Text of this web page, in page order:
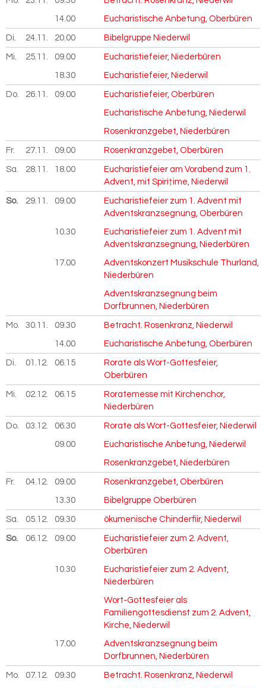
14.00 Eucharistische Anbetung, Oberbüren
Di. 24.11. 2026
20.00 Bibelgruppe Niederwil
Mi. 25.11. 2026
09.00 Eucharistiefeier, Niederbüren
18.30 Eucharistiefeier, Niederwil
Do. 26.11. 2026
09.00 Eucharistiefeier, Oberbüren
Eucharistische Anbetung, Niederwil
Rosenkranzgebet, Niederbüren
Fr. 27.11. 2026
09.00 Rosenkranzgebet, Oberbüren
Sa. 28.11. 2026
18.00
Eucharistiefeier am Vorabend zum 1.
Advent, mit Spiri†ime, Niederwil
So. 29.11. 2026
09.00
Eucharistiefeier zum 1. Advent mit
Adventskranzsegnung, Oberbüren
10.30
Eucharistiefeier zum 1. Advent mit
Adventskranzsegnung, Niederbüren
17.00
Adventskonzert Musikschule Thurland,
Niederbüren
Adventskranzsegnung beim
Dorfbrunnen, Niederbüren
Mo. 30.11. 2026
09.30 Betracht. Rosenkranz, Niederwil
14.00 Eucharistische Anbetung, Oberbüren
Di. 01.12. 2026
06.15
Rorate als Wort-Gottesfeier,
Oberbüren
Mi. 02.12. 2026
06.15
Roratemesse mit Kirchenchor,
Niederbüren
Do. 03.12. 2026
06.30 Rorate als Wort-Gottesfeier, Niederwil
09.00 Eucharistische Anbetung, Niederwil
Rosenkranzgebet, Niederbüren
Fr. 04.12. 2026
09.00 Rosenkranzgebet, Oberbüren
13.30 Bibelgruppe Oberbüren
Sa. 05.12. 2026
09.30 ökumenische Chinderfiir, Niederwil
So. 06.12. 2026
09.00
Eucharistiefeier zum 2. Advent,
Oberbüren
10.30
Eucharistiefeier zum 2. Advent,
Niederbüren
Wort-Gottesfeier als
Familiengottesdienst zum 2. Advent,
Kirche, Niederwil
17.00
Adventskranzsegnung beim
Dorfbrunnen, Niederbüren
Mo. 07.12. 2026
09.30 Betracht. Rosenkranz, Niederwil